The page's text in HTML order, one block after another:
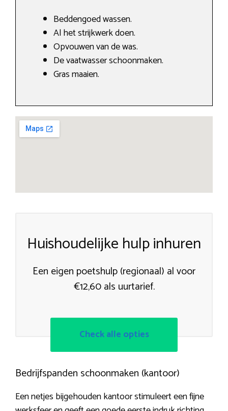
Beddengoed wassen.
Al het strijkwerk doen.
Opvouwen van de was.
De vaatwasser schoonmaken.
Gras maaien.
Huishoudelijke hulp inhuren
Een eigen poetshulp (regionaal) al voor
€12,60 als uurtarief.
Check alle opties
Bedrijfspanden schoonmaken (kantoor)
Een netjes bijgehouden kantoor stimuleert een fijne